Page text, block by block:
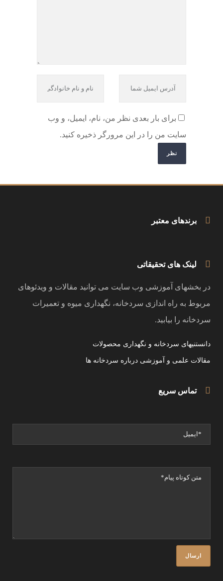
برای بار بعدی نظر من، نام، ایمیل، و وب
سایت من را در این مرورگر ذخیره کنید.
برندهای معتبر
لینک های تحقیقاتی
در بخشهای آموزشی وب سایت می توانید مقالات و ویدئوهای
مربوط به راه اندازی سردخانه، نگهداری میوه و تعمیرات
سردخانه را بیابید.
دانستنیهای سردخانه و نگهداری محصولات
مقالات علمی و آموزشی درباره سردخانه ها
تماس سریع